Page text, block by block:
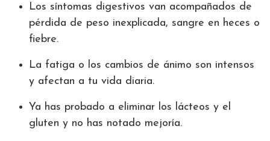
Los síntomas digestivos van acompañados de
pérdida de peso inexplicada, sangre en heces o
fiebre.
La fatiga o los cambios de ánimo son intensos
y afectan a tu vida diaria.
Ya has probado a eliminar los lácteos y el
gluten y no has notado mejoría.